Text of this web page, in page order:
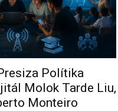
Polítika
Molok Tarde Liu,
Monteiro